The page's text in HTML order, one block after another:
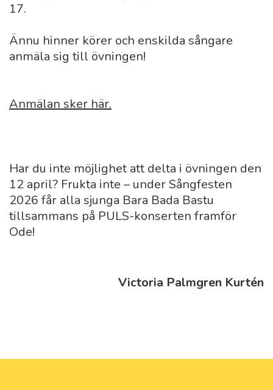
17.
Ännu hinner körer och enskilda sångare
anmäla sig till övningen!
Anmälan sker här.
Har du inte möjlighet att delta i övningen den
12 april? Frukta inte – under Sångfesten
2026 får alla sjunga Bara Bada Bastu
tillsammans på PULS-konserten framför
Ode!
Victoria Palmgren Kurtén